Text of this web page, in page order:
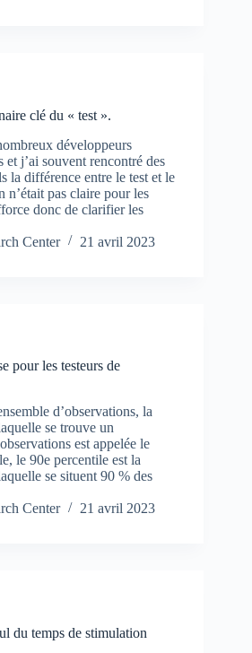
clé du « test ».
développeurs
et j’ai souvent rencontré des
la différence entre le test et le
n’était pas claire pour les
donc de clarifier les
Center
21 avril 2023
pour les testeurs de
d’observations, la
se trouve un
est appelée le
le 90e percentile est la
se situent 90 % des
Center
21 avril 2023
du temps de stimulation